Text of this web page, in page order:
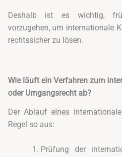
Deshalb ist es wichtig,
vorzugehen, um internationale
rechtssicher zu lösen.
Wie läuft ein Verfahren zum
oder Umgangsrecht ab?
Der Ablauf eines
Regel so aus:
Prüfung der